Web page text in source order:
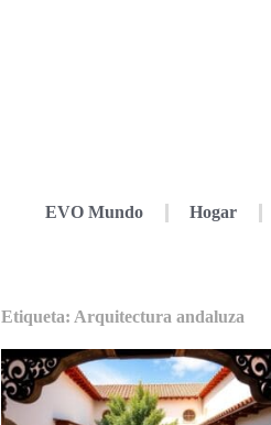
EVO Mundo Hogar
Etiqueta: Arquitectura andaluza